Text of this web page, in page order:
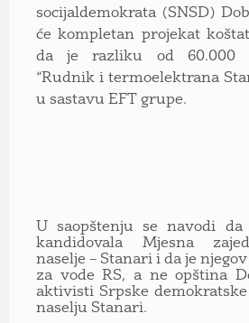
socijaldemokrata (SNSD)
će kompletan projekat
da je razliku od 60.000
“Rudnik i termoelektrana
u sastavu EFT grupe.
U saopštenju se navodi
kandidovala Mjesna
naselje – Stanari i da je
za vode RS, a ne opština
aktivisti Srpske
naselju Stanari.